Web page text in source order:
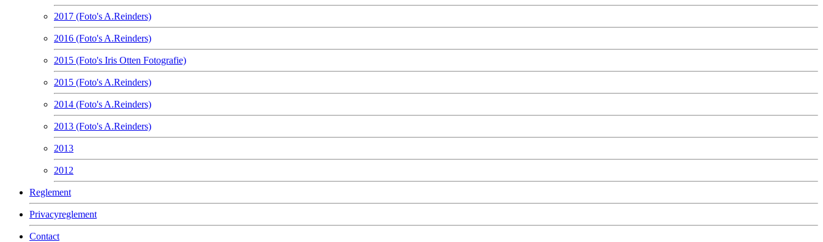
2017 (Foto's A.Reinders)
2016 (Foto's A.Reinders)
2015 (Foto's Iris Otten Fotografie)
2015 (Foto's A.Reinders)
2014 (Foto's A.Reinders)
2013 (Foto's A.Reinders)
2013
2012
Reglement
Privacyreglement
Contact